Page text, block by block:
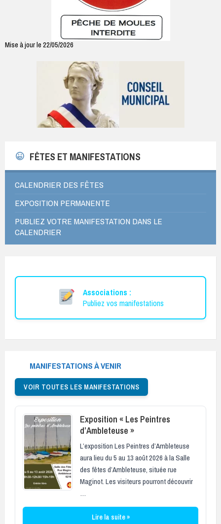
Mise à jour le 22/05/2026
FÊTES ET MANIFESTATIONS
CALENDRIER DES FÊTES
EXPOSITION PERMANENTE
PUBLIEZ VOTRE MANIFESTATION DANS LE
CALENDRIER
Associations :
Publiez vos manifestations
MANIFESTATIONS À VENIR
VOIR TOUTES LES MANIFESTATIONS
Exposition « Les Peintres
d’Ambleteuse »
L’exposition Les Peintres d’Ambleteuse
aura lieu du 5 au 13 août 2026 à la Salle
des fêtes d’Ambleteuse, située rue
Maginot. Les visiteurs pourront découvrir
…
Lire la suite »